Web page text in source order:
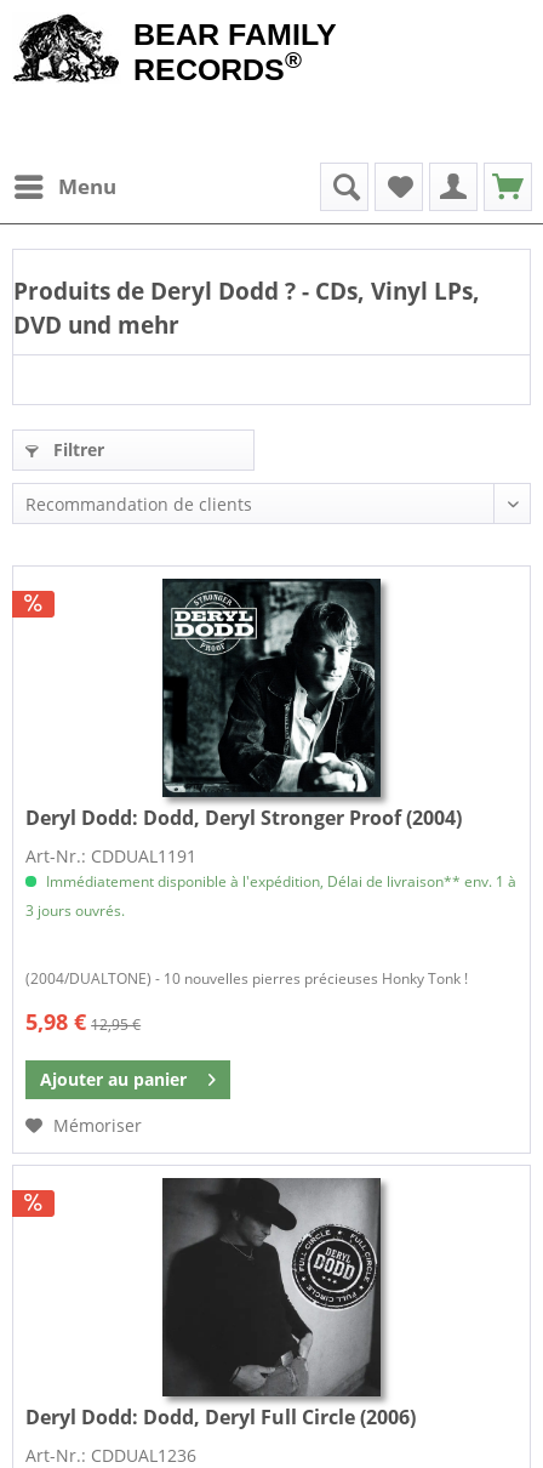
BEAR FAMILY
RECORDS®
Menu
Produits de Deryl Dodd ? - CDs, Vinyl LPs,
DVD und mehr
Filtrer
Deryl Dodd: Dodd, Deryl Stronger Proof (2004)
Art-Nr.: CDDUAL1191
Immédiatement disponible à l'expédition, Délai de livraison** env. 1 à
3 jours ouvrés.
(2004/DUALTONE) - 10 nouvelles pierres précieuses Honky Tonk !
5,98 € 12,95 €
Ajouter au panier
Mémoriser
Deryl Dodd: Dodd, Deryl Full Circle (2006)
Art-Nr.: CDDUAL1236